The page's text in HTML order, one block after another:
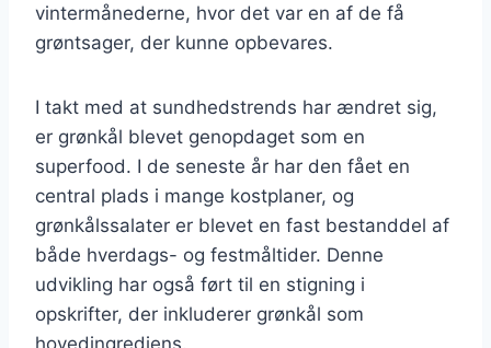
vintermånederne, hvor det var en af de få
grøntsager, der kunne opbevares.
I takt med at sundhedstrends har ændret sig,
er grønkål blevet genopdaget som en
superfood. I de seneste år har den fået en
central plads i mange kostplaner, og
grønkålssalater er blevet en fast bestanddel af
både hverdags- og festmåltider. Denne
udvikling har også ført til en stigning i
opskrifter, der inkluderer grønkål som
hovedingrediens.